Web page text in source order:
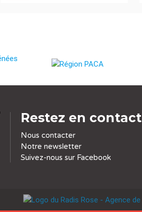
Restez en contact
Nous contacter
Notre newsletter
Suivez-nous sur Facebook